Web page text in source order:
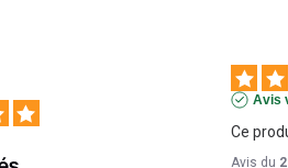
Avis
Ce
Avis du